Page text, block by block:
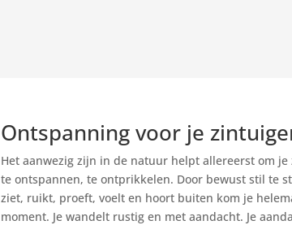
Ontspanning voor je
Het aanwezig zijn in de natuur helpt allereerst om
te ontspannen, te ontprikkelen. Door bewust stil te
ziet, ruikt, proeft, voelt en hoort buiten kom je
moment. Je wandelt rustig en met aandacht. Je